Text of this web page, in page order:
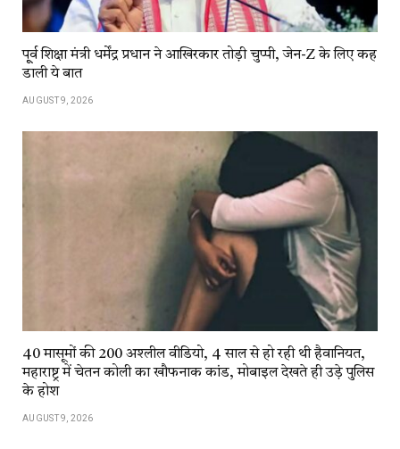
पू्र्व शिक्षा मंत्री धर्मेंद्र प्रधान ने आखिरकार तोड़ी चुप्पी, जेन-Z के लिए कह
डाली ये बात
AUGUST 9, 2026
40 मासूमों की 200 अश्लील वीडियो, 4 साल से हो रही थी हैवानियत,
महाराष्ट्र में चेतन कोली का खौफनाक कांड, मोबाइल देखते ही उड़े पुलिस
के होश
AUGUST 9, 2026